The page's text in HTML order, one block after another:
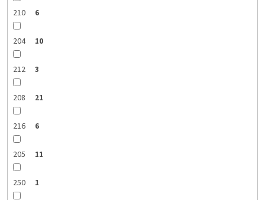
210 6
204 10
212 3
208 21
216 6
205 11
250 1